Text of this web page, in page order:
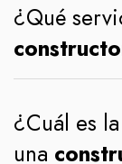
¿Qué
¿Cuál es
una